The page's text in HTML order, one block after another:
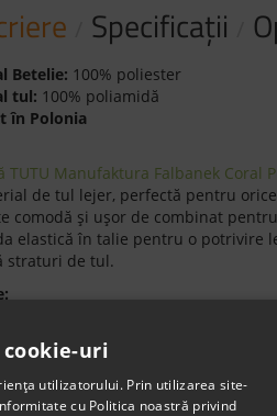
Specificaţii
Betelie: 100% poliester
tul: 100% poliamidă
în Polonia
TUTU Manufaktura Falbanek Coral
de tul lejer, perfectă pentru
comodă şi uşor de combinat
elastică în talie pentru o potrivire
straturi de tul.
usucă în uscator de rufe
aproximativăfustă:
uri
utilizatorului. Prin utilizarea site-
cu Politica noastră privind